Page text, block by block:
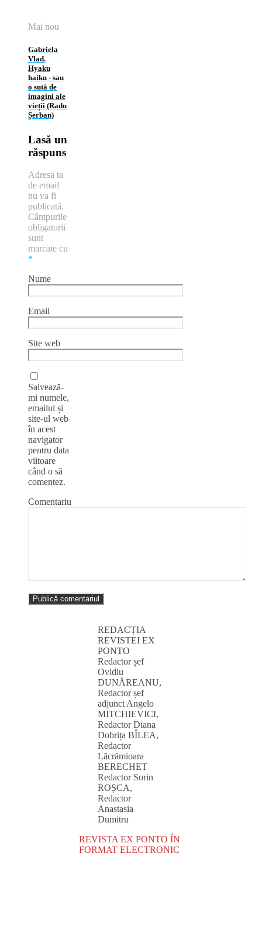
Mai nou
Gabriela
Vlad.
Hyaku
haiku ‑ sau
o sută de
imagini ale
vieții (Radu
Șerban)
Lasă un
răspuns
Adresa ta
de email
nu va fi
publicată.
Câmpurile
obligatorii
sunt
marcate cu
*
Nume
Email
Site web
Salvează-
mi numele,
emailul și
site-ul web
în acest
navigator
pentru data
viitoare
când o să
comentez.
Comentariu
REDACȚIA
REVISTEI EX
PONTO
Redactor șef
Ovidiu
DUNĂREANU,
Redactor șef
adjunct Angelo
MITCHIEVICI,
Redactor Diana
Dobrița BÎLEA,
Redactor
Lăcrămioara
BERECHET
Redactor Sorin
ROȘCA,
Redactor
Anastasia
Dumitru
REVISTA EX PONTO ÎN
FORMAT ELECTRONIC